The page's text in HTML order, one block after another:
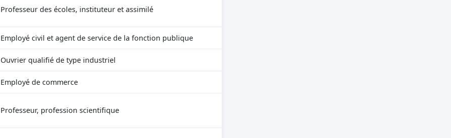
Professeur des écoles, instituteur et assimilé
Employé civil et agent de service de la fonction publique
Ouvrier qualifié de type industriel
Employé de commerce
Professeur, profession scientifique